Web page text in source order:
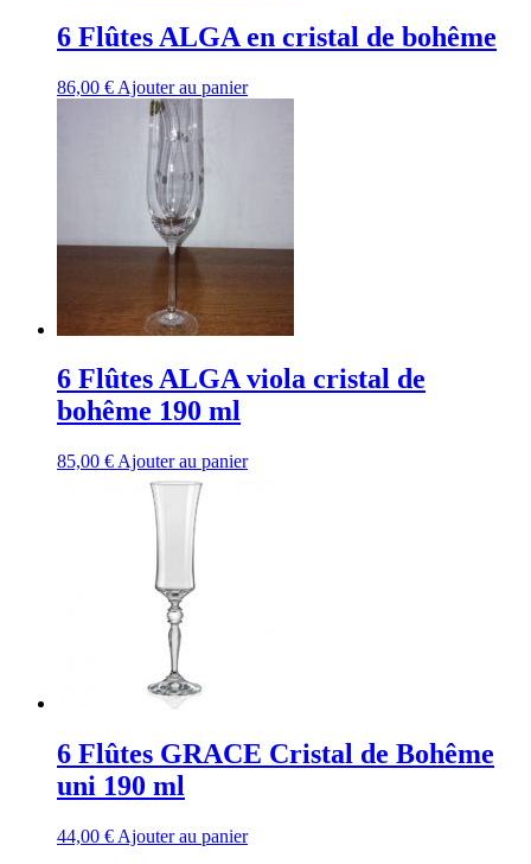
6 Flûtes ALGA en cristal de bohême
86,00 € Ajouter au panier
6 Flûtes ALGA viola cristal de
bohême 190 ml
85,00 € Ajouter au panier
6 Flûtes GRACE Cristal de Bohême
uni 190 ml
44,00 € Ajouter au panier